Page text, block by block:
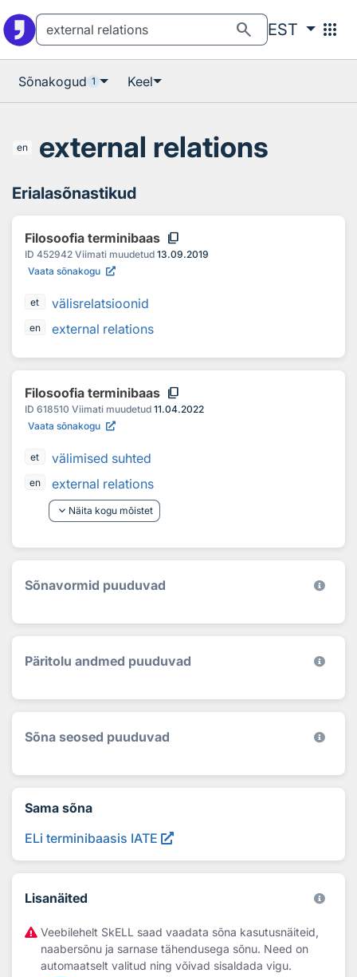
search EST apps
Sõnakogud 1 Keel
en external relations
Erialasõnastikud
Filosoofia terminibaas content_copy
ID 452942 Viimati muudetud 13.09.2019
Vaata sõnakogu
et välisrelatsioonid
en external relations
Filosoofia terminibaas content_copy
ID 618510 Viimati muudetud 11.04.2022
Vaata sõnakogu
et välimised suhted
en
external relations
keyboard_arrow_down Näita kogu mõistet
Sõnavormid puuduvad
Päritolu andmed puuduvad
Sõna seosed puuduvad
Sama sõna
ELi terminibaasis IATE
Lisanäited
Veebilehelt SkELL saad vaadata sõna kasutusnäiteid,
naabersõnu ja sarnase tähendusega sõnu. Need on
automaatselt valitud ning võivad sisaldada vigu.